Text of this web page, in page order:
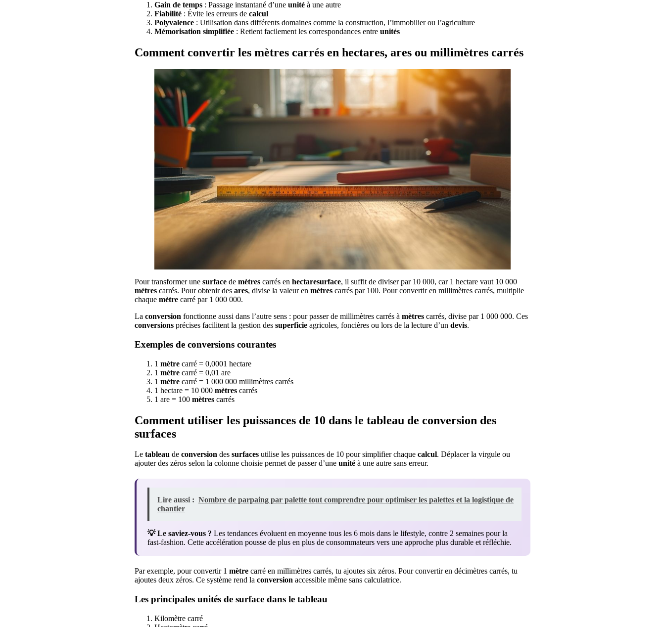
Gain de temps : Passage instantané d’une unité à une autre
Fiabilité : Évite les erreurs de calcul
Polyvalence : Utilisation dans différents domaines comme la construction, l’immobilier ou l’agriculture
Mémorisation simplifiée : Retient facilement les correspondances entre unités
Comment convertir les mètres carrés en hectares, ares ou millimètres carrés
Pour transformer une surface de mètres carrés en hectaresurface, il suffit de diviser par 10 000, car 1 hectare vaut 10 000
mètres carrés. Pour obtenir des ares, divise la valeur en mètres carrés par 100. Pour convertir en millimètres carrés, multiplie
chaque mètre carré par 1 000 000.
La conversion fonctionne aussi dans l’autre sens : pour passer de millimètres carrés à mètres carrés, divise par 1 000 000. Ces
conversions précises facilitent la gestion des superficie agricoles, foncières ou lors de la lecture d’un devis.
Exemples de conversions courantes
1 mètre carré = 0,0001 hectare
1 mètre carré = 0,01 are
1 mètre carré = 1 000 000 millimètres carrés
1 hectare = 10 000 mètres carrés
1 are = 100 mètres carrés
Comment utiliser les puissances de 10 dans le tableau de conversion des
surfaces
Le tableau de conversion des surfaces utilise les puissances de 10 pour simplifier chaque calcul. Déplacer la virgule ou
ajouter des zéros selon la colonne choisie permet de passer d’une unité à une autre sans erreur.
Lire aussi : Nombre de parpaing par palette tout comprendre pour optimiser les palettes et la logistique de
chantier
💡 Le saviez-vous ? Les tendances évoluent en moyenne tous les 6 mois dans le lifestyle, contre 2 semaines pour la
fast-fashion. Cette accélération pousse de plus en plus de consommateurs vers une approche plus durable et réfléchie.
Par exemple, pour convertir 1 mètre carré en millimètres carrés, tu ajoutes six zéros. Pour convertir en décimètres carrés, tu
ajoutes deux zéros. Ce système rend la conversion accessible même sans calculatrice.
Les principales unités de surface dans le tableau
Kilomètre carré